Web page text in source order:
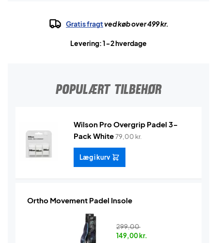
Gratis fragtved køb over 499 kr.
Levering: 1-2 hverdage
POPULÆRT TILBEHØR
Wilson Pro Overgrip Padel 3-
Pack White79,00 kr.
Læg i kurv
Ortho Movement Padel Insole
299,00
149,00 kr.